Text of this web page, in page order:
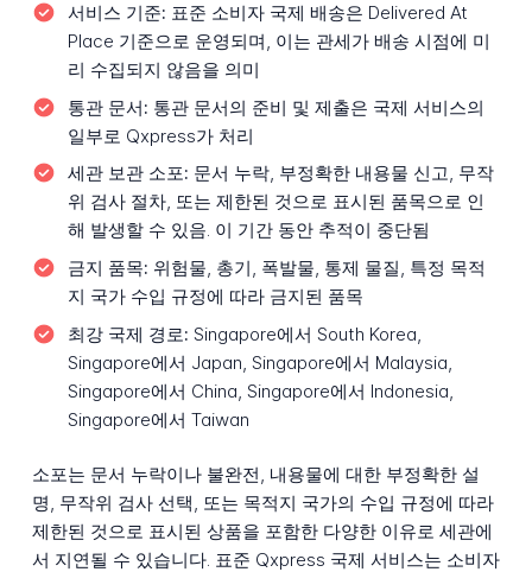
서비스 기준: 표준 소비자 국제 배송은 Delivered At
Place 기준으로 운영되며, 이는 관세가 배송 시점에 미
리 수집되지 않음을 의미
통관 문서: 통관 문서의 준비 및 제출은 국제 서비스의
일부로 Qxpress가 처리
세관 보관 소포: 문서 누락, 부정확한 내용물 신고, 무작
위 검사 절차, 또는 제한된 것으로 표시된 품목으로 인
해 발생할 수 있음. 이 기간 동안 추적이 중단됨
금지 품목: 위험물, 총기, 폭발물, 통제 물질, 특정 목적
지 국가 수입 규정에 따라 금지된 품목
최강 국제 경로: Singapore에서 South Korea,
Singapore에서 Japan, Singapore에서 Malaysia,
Singapore에서 China, Singapore에서 Indonesia,
Singapore에서 Taiwan
소포는 문서 누락이나 불완전, 내용물에 대한 부정확한 설
명, 무작위 검사 선택, 또는 목적지 국가의 수입 규정에 따라
제한된 것으로 표시된 상품을 포함한 다양한 이유로 세관에
서 지연될 수 있습니다. 표준 Qxpress 국제 서비스는 소비자